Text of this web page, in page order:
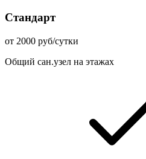
Стандарт
от 2000 руб/сутки
Общий сан.узел на этажах